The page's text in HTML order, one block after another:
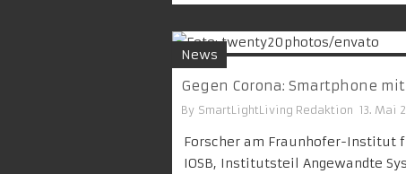
News
Gegen Corona: Smartphone
By SmartLightLiving Redaktion 13. Mai
Forscher am Fraunhofer-Institut
IOSB, Institutsteil Angewandte